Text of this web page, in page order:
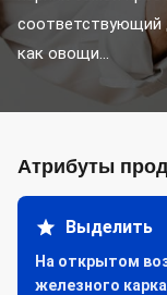
соответствующий
как овощи...
Атрибуты
Выделить
На открытом
железного